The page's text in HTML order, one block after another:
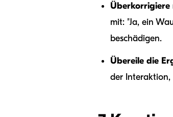
Überkorrigiere
mit: "Ja, ein
beschädigen.
Übereile die
der